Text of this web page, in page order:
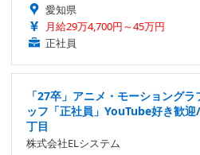
愛知県
月給29万4,700円～45万円
正社員
「27卒」アニメ・モーショング
ッフ「正社員」YouTube好き歓
丁目
株式会社ELシステム